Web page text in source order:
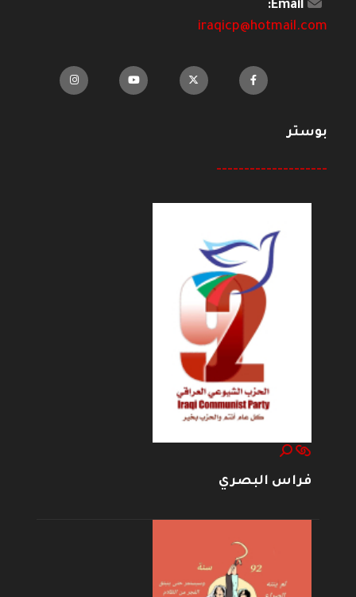
Email:
iraqicp@hotmail.com
بوستر
--------------------
فراس البصري